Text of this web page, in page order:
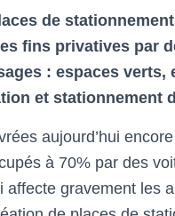
de
fins privatives par
: espaces
et stationnement
aujourd’hui
à 70% par des
affecte gravement les